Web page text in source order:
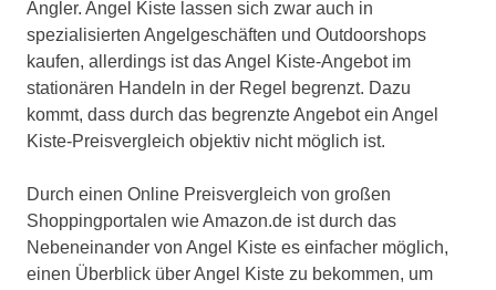
Angler. Angel Kiste lassen sich zwar auch in
spezialisierten Angelgeschäften und Outdoorshops
kaufen, allerdings ist das Angel Kiste-Angebot im
stationären Handeln in der Regel begrenzt. Dazu
kommt, dass durch das begrenzte Angebot ein Angel
Kiste-Preisvergleich objektiv nicht möglich ist.
Durch einen Online Preisvergleich von großen
Shoppingportalen wie Amazon.de ist durch das
Nebeneinander von Angel Kiste es einfacher möglich,
einen Überblick über Angel Kiste zu bekommen, um